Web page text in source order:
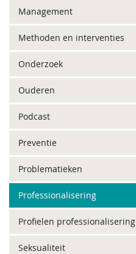
Management
Methoden en interventies
Onderzoek
Ouderen
Podcast
Preventie
Problematieken
Professionalisering
Profielen professionalisering
Seksualiteit